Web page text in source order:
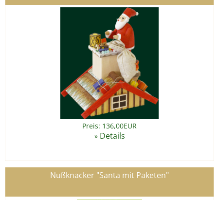
Preis: 136,00EUR
» Details
Nußknacker "Santa mit Paketen"